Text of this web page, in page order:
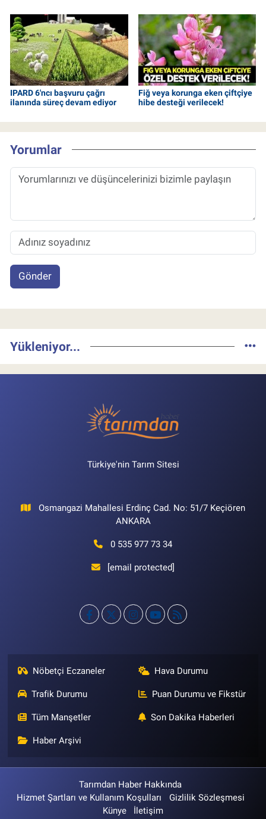
IPARD 6'ncı başvuru çağrı
ilanında süreç devam ediyor
Fiğ veya korunga eken çiftçiye
hibe desteği verilecek!
Yorumlar
Gönder
Yükleniyor...
Türkiye'nin Tarım Sitesi
Osmangazi Mahallesi Erdinç Cad. No: 51/7 Keçiören
ANKARA
0 535 977 73 34
[email protected]
Nöbetçi Eczaneler Hava Durumu
Trafik Durumu Puan Durumu ve Fikstür
Tüm Manşetler Son Dakika Haberleri
Haber Arşivi
Tarımdan Haber Hakkında
Hizmet Şartları ve Kullanım Koşulları
Gizlilik Sözleşmesi
Künye
İletişim